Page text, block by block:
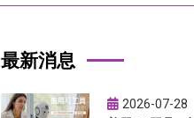
最新消息
2026-07-28